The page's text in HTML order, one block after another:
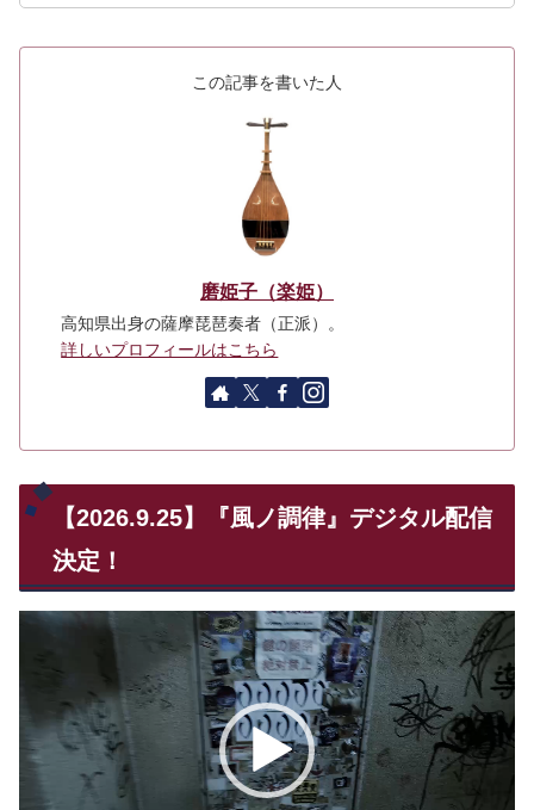
この記事を書いた人
磨姫子（楽姫）
高知県出身の薩摩琵琶奏者（正派）。
詳しいプロフィールはこちら
【2026.9.25】『風ノ調律』デジタル配信
決定！
レ
ー